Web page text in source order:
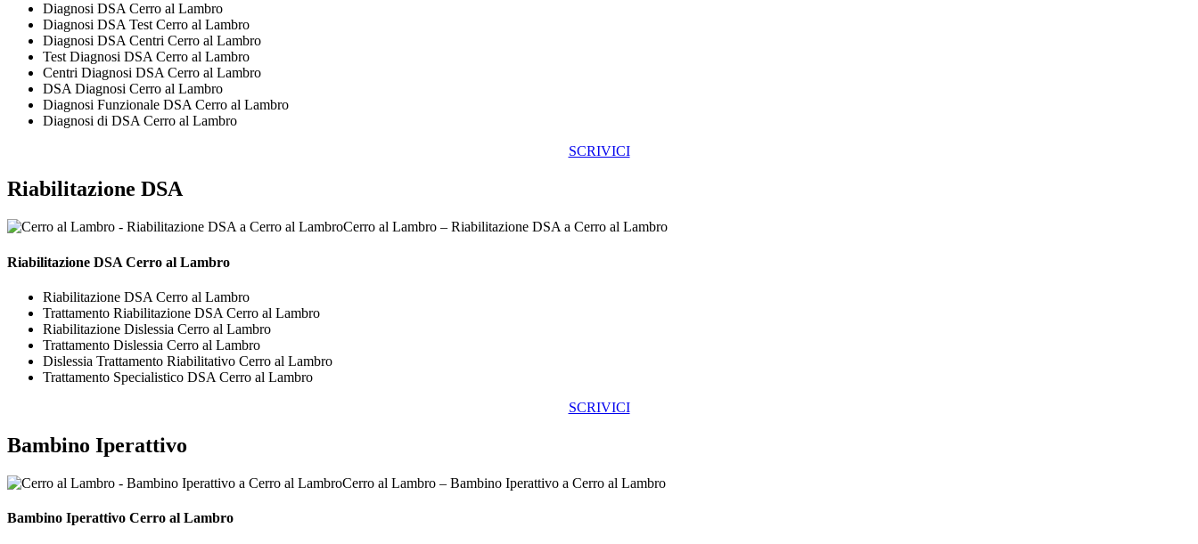
Diagnosi DSA Cerro al Lambro
Diagnosi DSA Test Cerro al Lambro
Diagnosi DSA Centri Cerro al Lambro
Test Diagnosi DSA Cerro al Lambro
Centri Diagnosi DSA Cerro al Lambro
DSA Diagnosi Cerro al Lambro
Diagnosi Funzionale DSA Cerro al Lambro
Diagnosi di DSA Cerro al Lambro
SCRIVICI
Riabilitazione DSA
Cerro al Lambro – Riabilitazione DSA a Cerro al Lambro
Riabilitazione DSA Cerro al Lambro
Riabilitazione DSA Cerro al Lambro
Trattamento Riabilitazione DSA Cerro al Lambro
Riabilitazione Dislessia Cerro al Lambro
Trattamento Dislessia Cerro al Lambro
Dislessia Trattamento Riabilitativo Cerro al Lambro
Trattamento Specialistico DSA Cerro al Lambro
SCRIVICI
Bambino Iperattivo
Cerro al Lambro – Bambino Iperattivo a Cerro al Lambro
Bambino Iperattivo Cerro al Lambro